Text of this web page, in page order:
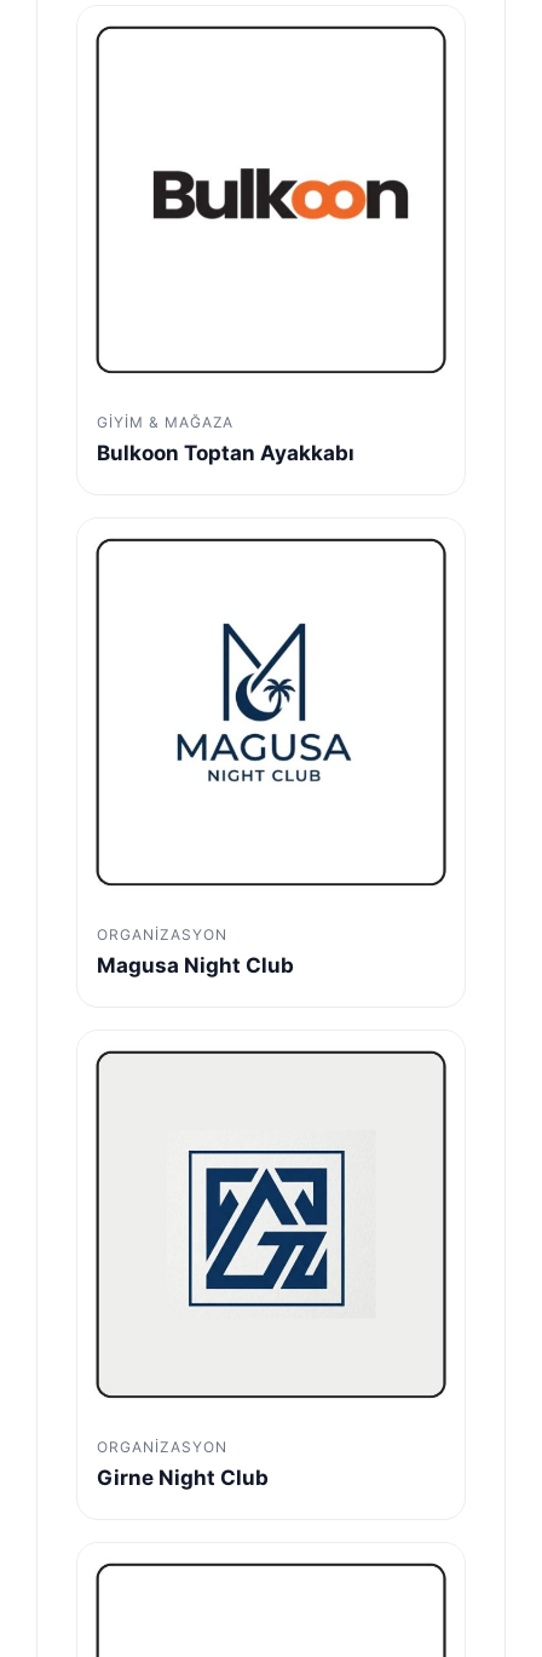
GIYIM & MAĞAZA
Bulkoon Toptan Ayakkabı
ORGANIZASYON
Magusa Night Club
ORGANIZASYON
Girne Night Club